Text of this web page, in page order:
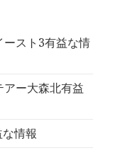
ースト3有益な情
ー大森北有益
情報